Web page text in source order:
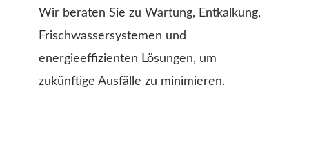
Wir beraten Sie zu Wartung, Entkalkung,
Frischwassersystemen und
energieeffizienten Lösungen, um
zukünftige Ausfälle zu minimieren.